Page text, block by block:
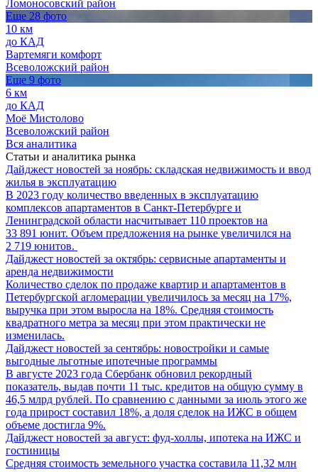
Ломоносовский район
Еще 28 фото
10 км
до КАД
Вартемяги комфорт
Всеволожский район
Еще 9 фото
6 км
до КАД
Моё Мистолово
Всеволожский район
Вся аналитика
Статьи и аналитика рынка
Дайджест новостей за ноябрь: складская недвижимость и ввод
жилья в эксплуатацию
В 2023 году количество введенных в эксплуатацию
комплексов апартаментов в Санкт-Петербурге и
Ленинградской области насчитывает 110 проектов на
33 891 юнит. Объем предложения на рынке увеличился на
2 719 юнитов.
Дайджест новостей за октябрь: сервисные апартаменты и
аренда недвижимости
Количество сделок по продаже квартир и апартаментов в
Петербургской агломерации увеличилось за месяц на 17%,
выручка при этом выросла на 18%. Средняя стоимость
квадратного метра за месяц при этом практически не
изменилась.
Дайджест новостей за сентябрь: новостройки и самые
выгодные льготные ипотечные программы
В августе 2023 года Сбербанк обновил рекордный
показатель, выдав почти 11 тыс. кредитов на общую сумму в
46,5 млрд рублей. По сравнению с данными за июль этого же
года прирост составил 18%, а доля сделок на ИЖС в общем
объеме достигла 9%.
Дайджест новостей за август: фуд-холлы, ипотека на ИЖС и
гостиницы
Средняя стоимость земельного участка составила 11,32 млн